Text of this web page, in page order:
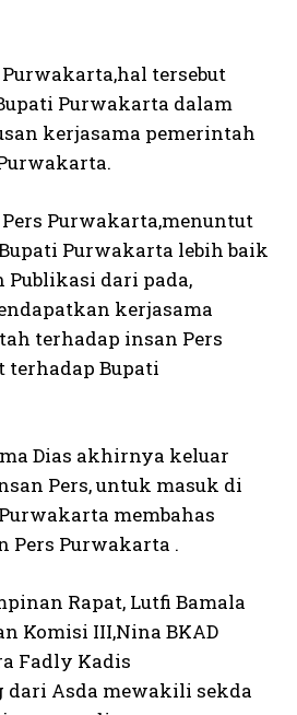
tersebut
Purwakarta dalam
kerjasama pemerintah
Purwakarta,menuntut
Purwakarta lebih baik
Publikasi dari pada,
kerjasama
terhadap insan Pers
terhadap Bupati
Dias akhirnya keluar
Pers, untuk masuk di
membahas
Pers Purwakarta .
Rapat, Lutfi Bamala
Komisi III,Nina BKAD
Fadly Kadis
dari Asda mewakili sekda